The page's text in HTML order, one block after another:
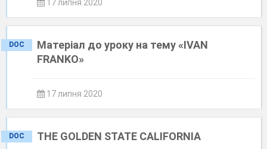
17 липня 2020
DOC
Матеріал до уроку на тему «IVAN
FRANKO»
17 липня 2020
DOC THE GOLDEN STATE CALIFORNIA